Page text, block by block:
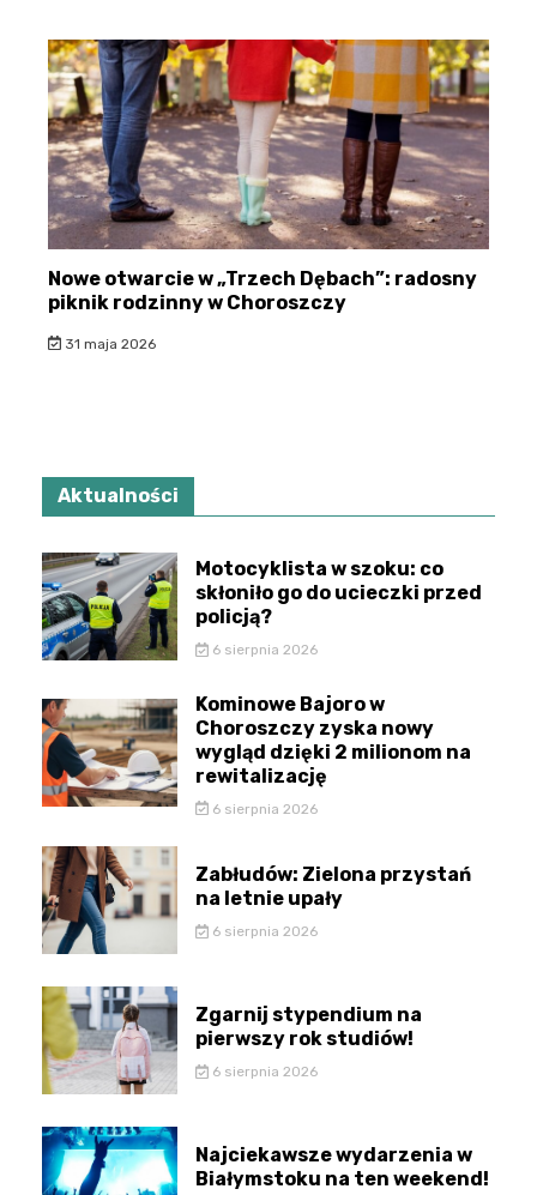
Nowe otwarcie w „Trzech Dębach”: radosny
piknik rodzinny w Choroszczy
31 maja 2026
Aktualności
Motocyklista w szoku: co
skłoniło go do ucieczki przed
policją?
6 sierpnia 2026
Kominowe Bajoro w
Choroszczy zyska nowy
wygląd dzięki 2 milionom na
rewitalizację
6 sierpnia 2026
Zabłudów: Zielona przystań
na letnie upały
6 sierpnia 2026
Zgarnij stypendium na
pierwszy rok studiów!
6 sierpnia 2026
Najciekawsze wydarzenia w
Białymstoku na ten weekend!